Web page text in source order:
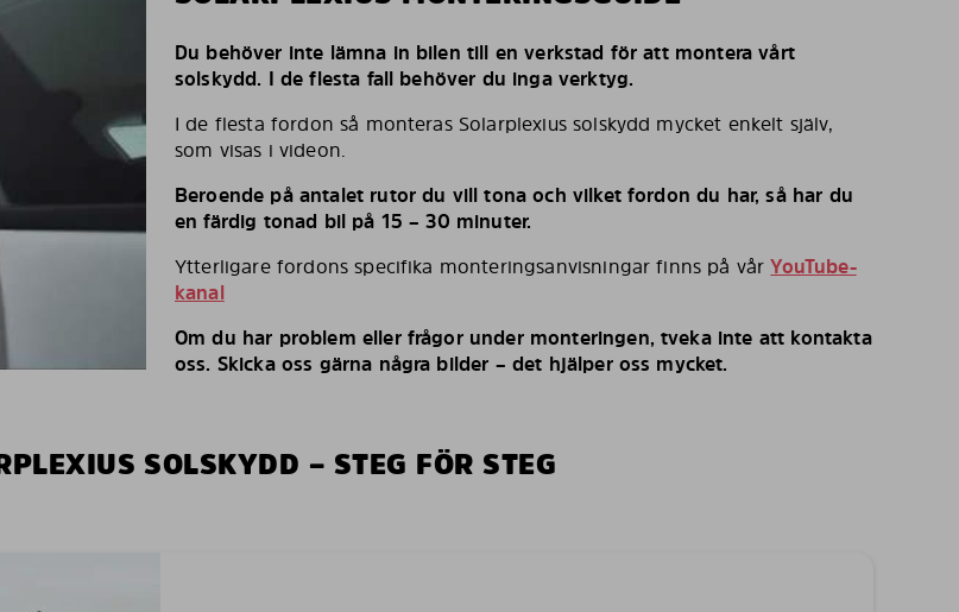
Du behöver inte lämna in bilen till en verkstad för att montera vårt
solskydd. I de flesta fall behöver du inga verktyg.
I de flesta fordon så monteras Solarplexius solskydd mycket enkelt själv,
som visas i videon.
Beroende på antalet rutor du vill tona och vilket fordon du har, så har du
en färdig tonad bil på 15 – 30 minuter.
Ytterligare fordons specifika monteringsanvisningar finns på vårYouTube-
kanal
Om du har problem eller frågor under monteringen, tveka inte att kontakta
oss. Skicka oss gärna några bilder – det hjälper oss mycket.
SOLSKYDD – STEG FÖR STEG